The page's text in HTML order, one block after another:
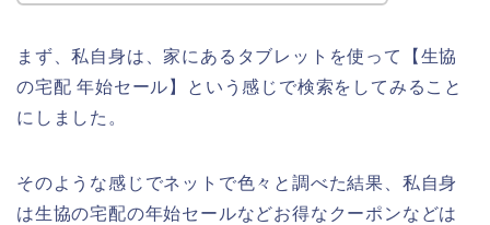
まず、私自身は、家にあるタブレットを使って【生協
の宅配 年始セール】という感じで検索をしてみること
にしました。
そのような感じでネットで色々と調べた結果、私自身
は生協の宅配の年始セールなどお得なクーポンなどは